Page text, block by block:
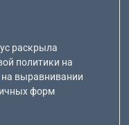
раскрыла
политики на
на выравнивании
форм